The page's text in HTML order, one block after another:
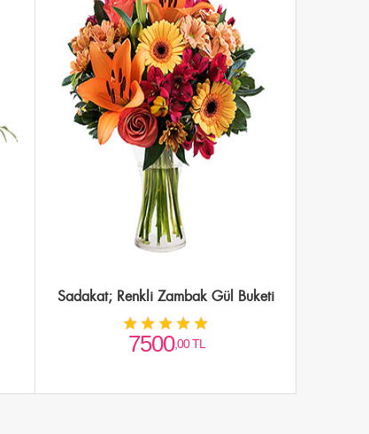
Sadakat; Renkli Zambak Gül Buketi
7500,00 TL